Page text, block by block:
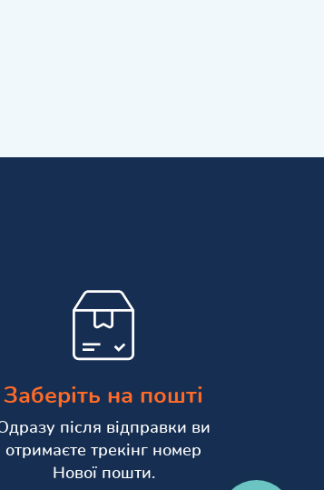
Заберіть на пошті
після відправки ви
отримаєте трекінг номер
Нової пошти.